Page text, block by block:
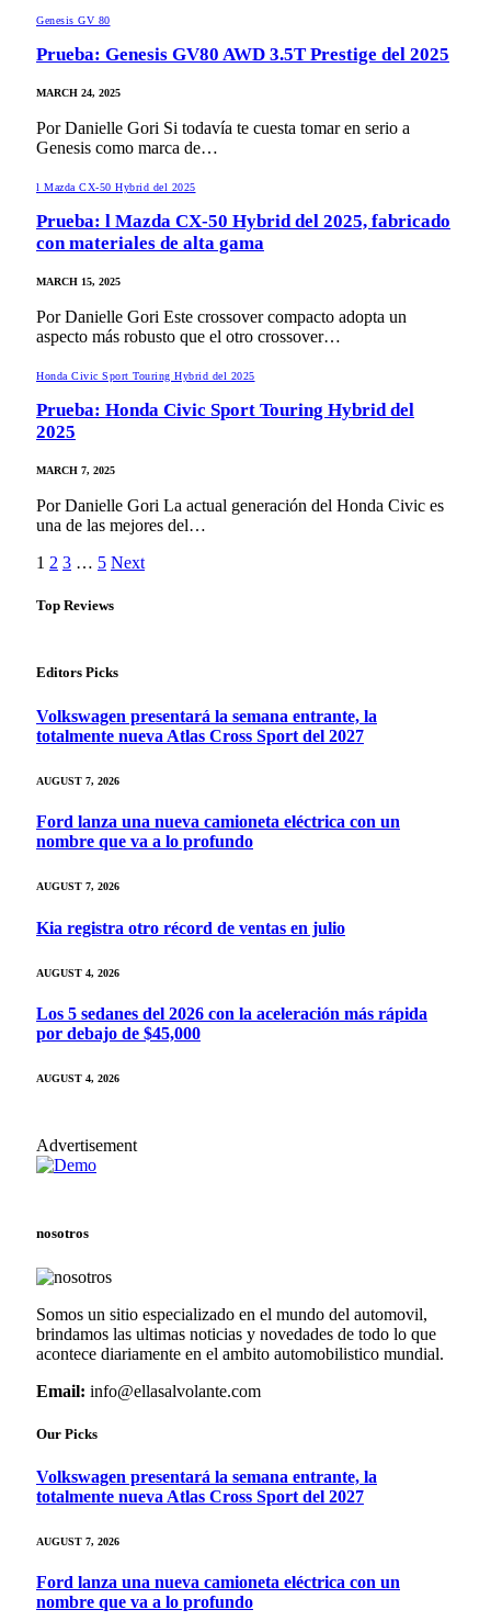
Genesis GV 80
Prueba: Genesis GV80 AWD 3.5T Prestige del 2025
MARCH 24, 2025
Por Danielle Gori Si todavía te cuesta tomar en serio a
Genesis como marca de…
l Mazda CX-50 Hybrid del 2025
Prueba: l Mazda CX-50 Hybrid del 2025, fabricado
con materiales de alta gama
MARCH 15, 2025
Por Danielle Gori Este crossover compacto adopta un
aspecto más robusto que el otro crossover…
Honda Civic Sport Touring Hybrid del 2025
Prueba: Honda Civic Sport Touring Hybrid del
2025
MARCH 7, 2025
Por Danielle Gori La actual generación del Honda Civic es
una de las mejores del…
1 2 3 … 5 Next
Top Reviews
Editors Picks
Volkswagen presentará la semana entrante, la
totalmente nueva Atlas Cross Sport del 2027
AUGUST 7, 2026
Ford lanza una nueva camioneta eléctrica con un
nombre que va a lo profundo
AUGUST 7, 2026
Kia registra otro récord de ventas en julio
AUGUST 4, 2026
Los 5 sedanes del 2026 con la aceleración más rápida
por debajo de $45,000
AUGUST 4, 2026
Advertisement
nosotros
Somos un sitio especializado en el mundo del automovil,
brindamos las ultimas noticias y novedades de todo lo que
acontece diariamente en el ambito automobilistico mundial.
Email: info@ellasalvolante.com
Our Picks
Volkswagen presentará la semana entrante, la
totalmente nueva Atlas Cross Sport del 2027
AUGUST 7, 2026
Ford lanza una nueva camioneta eléctrica con un
nombre que va a lo profundo